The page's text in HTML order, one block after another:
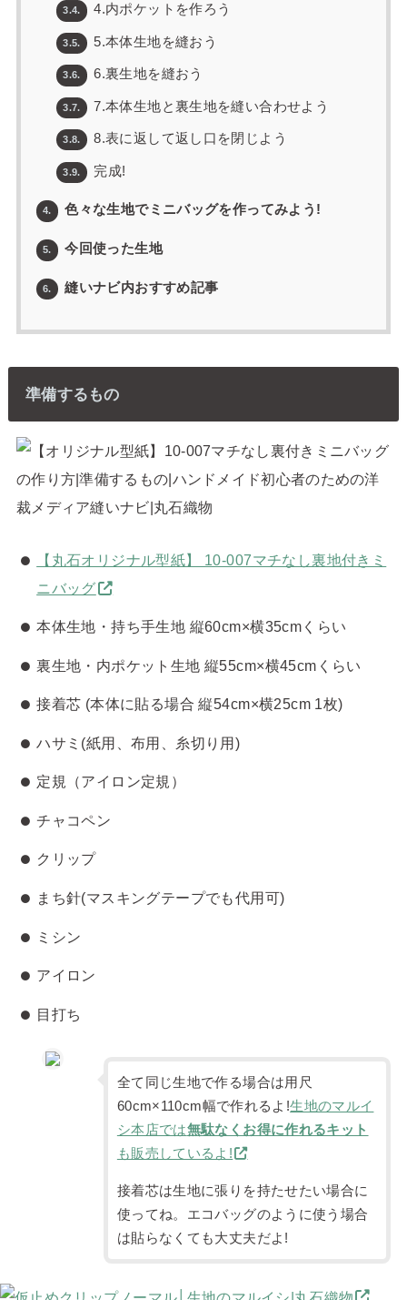
3.4. 4.内ポケットを作ろう
3.5. 5.本体生地を縫おう
3.6. 6.裏生地を縫おう
3.7. 7.本体生地と裏生地を縫い合わせよう
3.8. 8.表に返して返し口を閉じよう
3.9. 完成!
4. 色々な生地でミニバッグを作ってみよう!
5. 今回使った生地
6. 縫いナビ内おすすめ記事
準備するもの
【丸石オリジナル型紙】 10-007マチなし裏地付きミ
ニバッグ
本体生地・持ち手生地 縦60cm×横35cmくらい
裏生地・内ポケット生地 縦55cm×横45cmくらい
接着芯 (本体に貼る場合 縦54cm×横25cm 1枚)
ハサミ(紙用、布用、糸切り用)
定規（アイロン定規）
チャコペン
クリップ
まち針(マスキングテープでも代用可)
ミシン
アイロン
目打ち
全て同じ生地で作る場合は用尺
60cm×110cm幅で作れるよ!生地のマルイ
シ本店では無駄なくお得に作れるキット
も販売しているよ!
接着芯は生地に張りを持たせたい場合に
使ってね。エコバッグのように使う場合
は貼らなくても大丈夫だよ!